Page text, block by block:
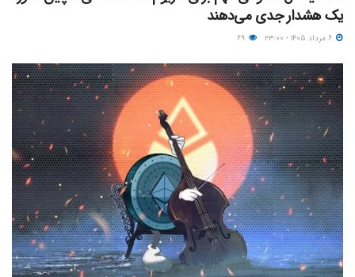
یک هشدار جدی می‌دهند